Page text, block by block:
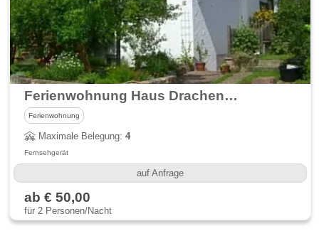
Ferienwohnung Haus Drachenfelsblick
Ferienwohnung
Maximale Belegung:4
Fernsehgerät
auf Anfrage
ab € 50,00
für 2 Personen/Nacht